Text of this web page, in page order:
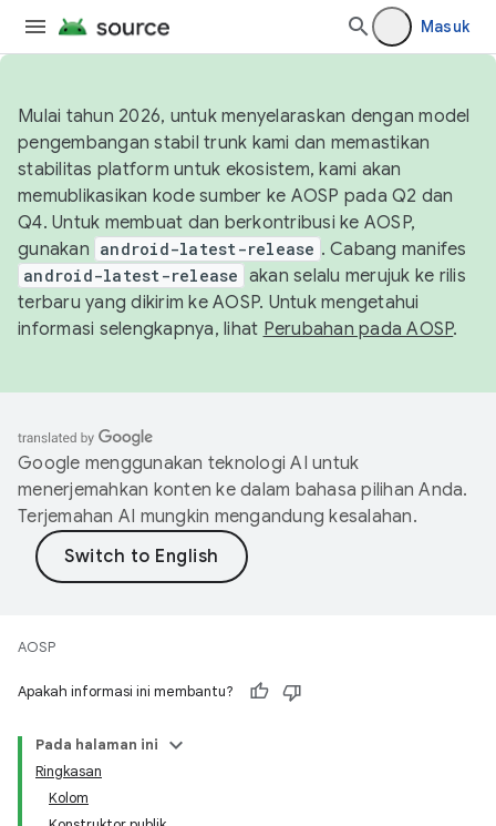
Masuk
Mulai tahun 2026, untuk menyelaraskan dengan model
pengembangan stabil trunk kami dan memastikan
stabilitas platform untuk ekosistem, kami akan
memublikasikan kode sumber ke AOSP pada Q2 dan
Q4. Untuk membuat dan berkontribusi ke AOSP,
gunakan android-latest-release . Cabang manifes
android-latest-release akan selalu merujuk ke rilis
terbaru yang dikirim ke AOSP. Untuk mengetahui
informasi selengkapnya, lihat Perubahan pada AOSP.
Google menggunakan teknologi AI untuk
menerjemahkan konten ke dalam bahasa pilihan Anda.
Terjemahan AI mungkin mengandung kesalahan.
AOSP
Apakah informasi ini membantu?
Pada halaman ini
Ringkasan
Kolom